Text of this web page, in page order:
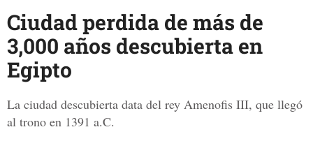
Ciudad perdida de más de
3,000 años descubierta en
Egipto
La ciudad descubierta data del rey Amenofis III, que llegó
al trono en 1391 a.C.